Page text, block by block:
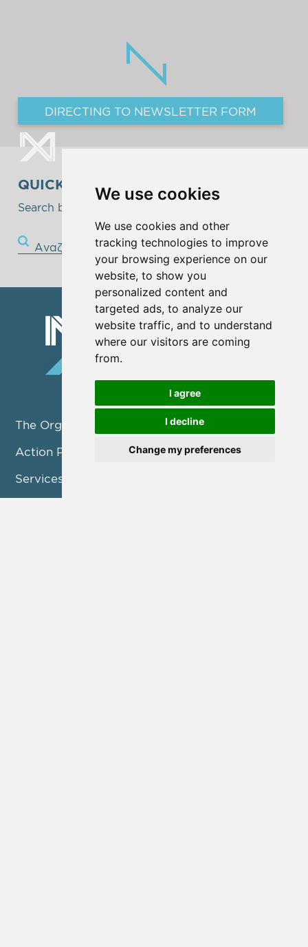
We use cookies
We use cookies and other
tracking technologies to improve
your browsing experience on our
website, to show you
personalized content and
targeted ads, to analyze our
website traffic, and to understand
where our visitors are coming
from.
I agree
I decline
Change my preferences
DIRECTING TO NEWSLETTER FORM
QUICK SEARCH
Search below!
Αναζήτηση
The Organization
Action Pillars
Services